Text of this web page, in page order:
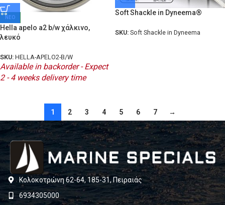
ΝΕΟ
Hella apelo a2 b/w χάλκινο,
λευκό
SKU: HELLA-APELO2-B/W
Available in backorder - Expect
2 - 4 weeks delivery time
Soft Shackle in Dyneema®
SKU: Soft Shackle in Dyneema
1 2 3 4 5 6 7 →
Κολοκοτρώνη 62-64, 185-31, Πειραιάς
6934305000